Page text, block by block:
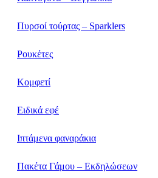
Πυρσοί τούρτας – Sparklers
Ρουκέτες
Κομφετί
Ειδικά εφέ
Ιπτάμενα φαναράκια
Πακέτα Γάμου – Εκδηλώσεων